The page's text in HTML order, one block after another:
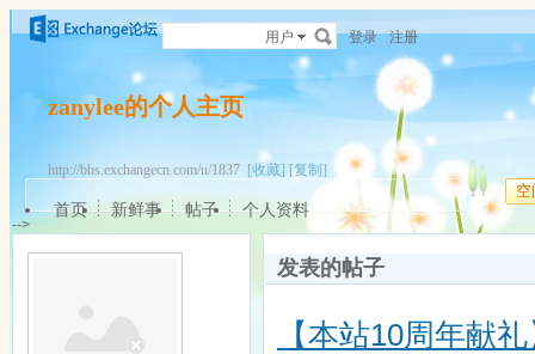
用户 登录 注册
zanylee的个人主页
http://bbs.exchangecn.com/u/1837 [收藏] [复制]
空
首页 新鲜事 帖子 个人资料
-->
发表的帖子
【本站10周年献